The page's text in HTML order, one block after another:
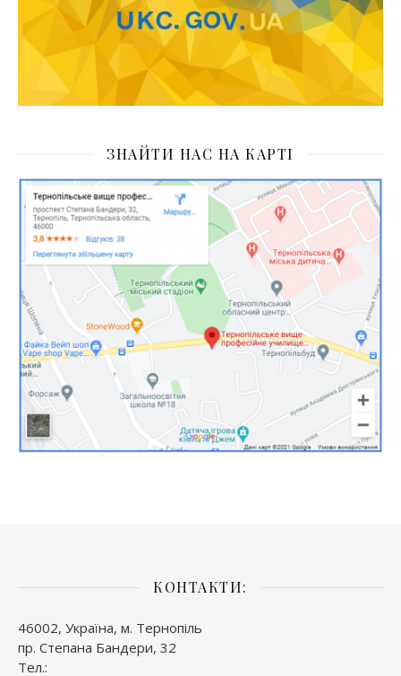
ЗНАЙТИ НАС НА КАРТІ
КОНТАКТИ:
46002, Україна, м. Тернопіль
пр. Степана Бандери, 32
Тел.: